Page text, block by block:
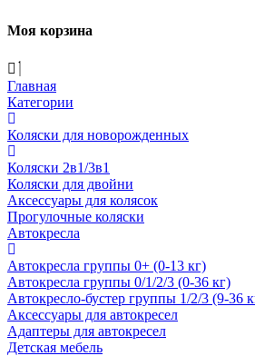
Моя корзина
Главная
Категории
Коляски для новорожденных
Коляски 2в1/3в1
Коляски для двойни
Аксессуары для колясок
Прогулочные коляски
Автокресла
Автокресла группы 0+ (0-13 кг)
Автокресла группы 0/1/2/3 (0-36 кг)
Автокресло-бустер группы 1/2/3 (9-36
Аксессуары для автокресел
Адаптеры для автокресел
Детская мебель